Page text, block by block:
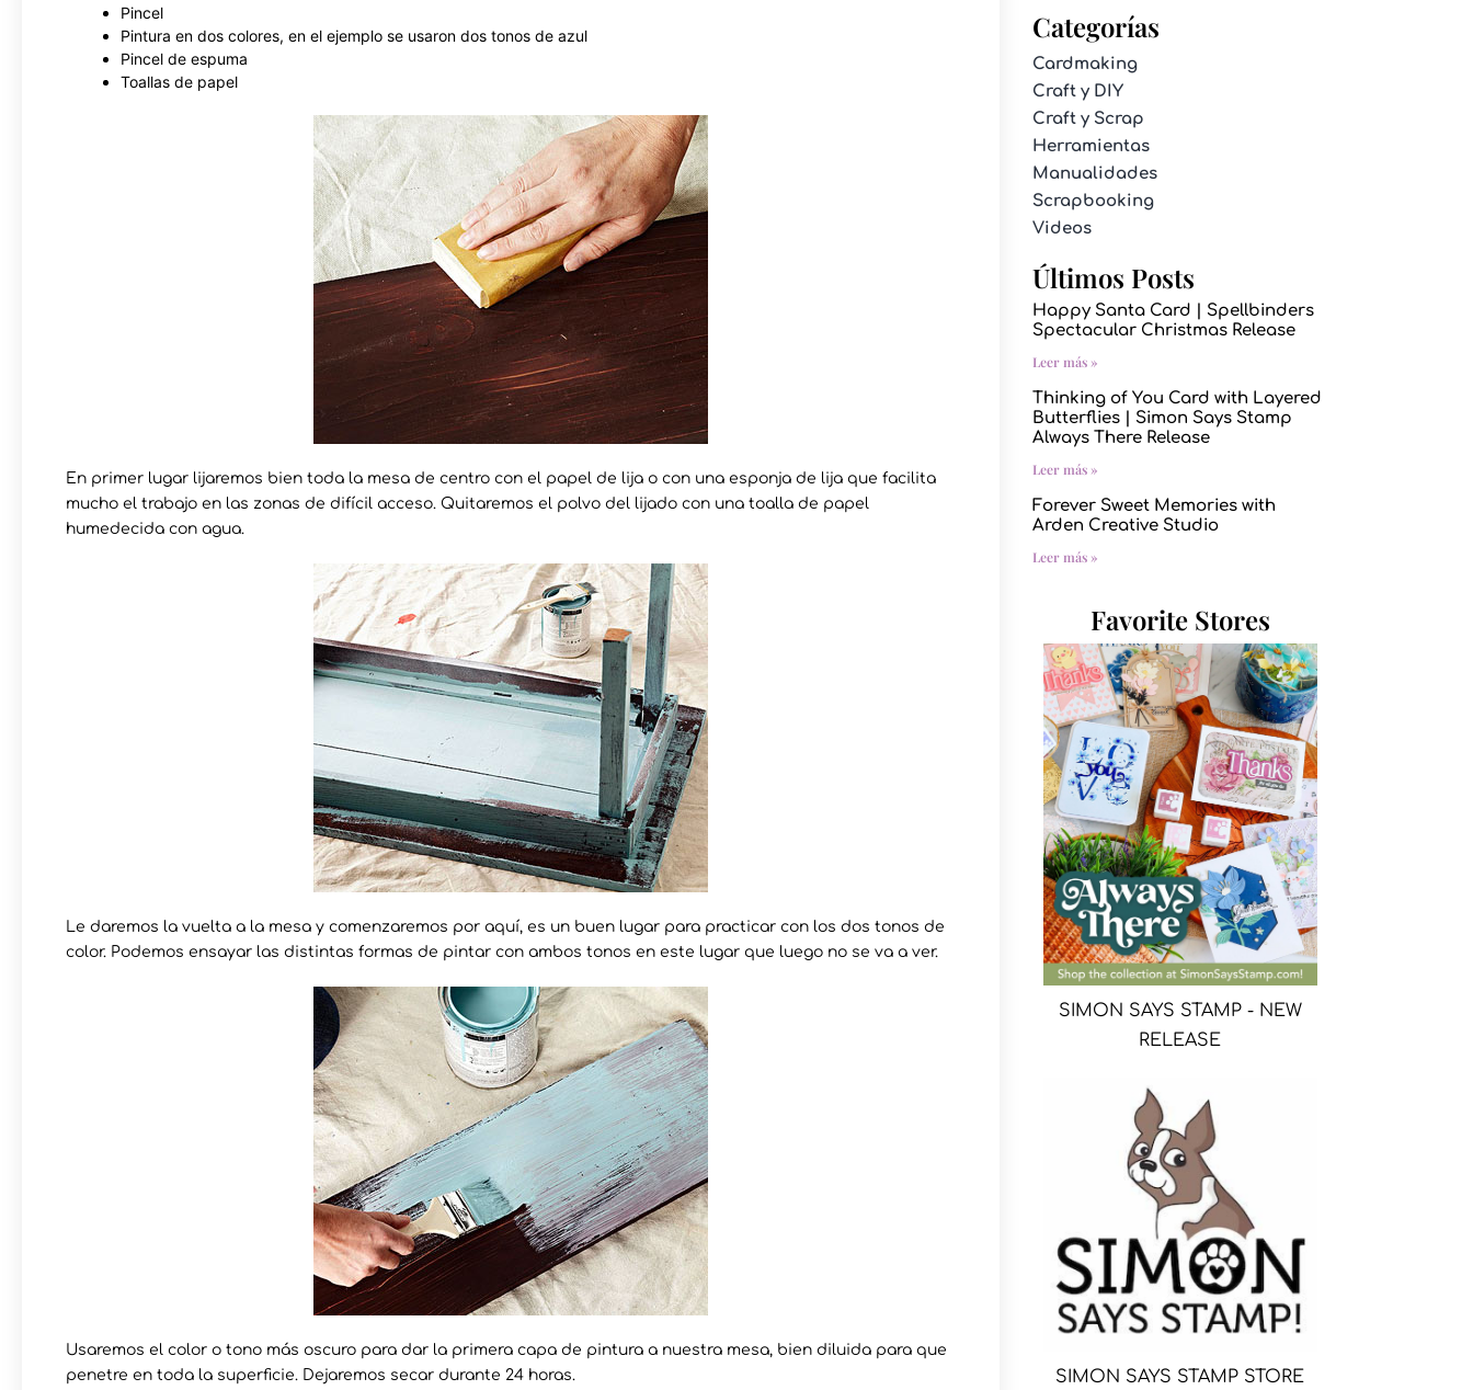
Pincel
Pintura en dos colores, en el ejemplo se usaron dos tonos de azul
Pincel de espuma
Toallas de papel
En primer lugar lijaremos bien toda la mesa de centro con el papel de lija o con una esponja de lija que facilita
mucho el trabajo en las zonas de difícil acceso. Quitaremos el polvo del lijado con una toalla de papel
humedecida con agua.
Le daremos la vuelta a la mesa y comenzaremos por aquí, es un buen lugar para practicar con los dos tonos de
color. Podemos ensayar las distintas formas de pintar con ambos tonos en este lugar que luego no se va a ver.
Usaremos el color o tono más oscuro para dar la primera capa de pintura a nuestra mesa, bien diluida para que
penetre en toda la superficie. Dejaremos secar durante 24 horas.
Categorías
Cardmaking
Craft y DIY
Craft y Scrap
Herramientas
Manualidades
Scrapbooking
Videos
Últimos Posts
Happy Santa Card | Spellbinders
Spectacular Christmas Release
Leer más »
Thinking of You Card with Layered
Butterflies | Simon Says Stamp
Always There Release
Leer más »
Forever Sweet Memories with
Arden Creative Studio
Leer más »
Favorite Stores
SIMON SAYS STAMP - NEW
RELEASE
SIMON SAYS STAMP STORE